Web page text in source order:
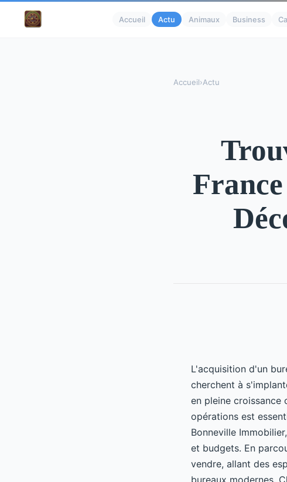
Accueil Actu Animaux Business
Accueil›Actu
L'acquisition d'un
cherchent à
en pleine croissance
opérations est
Bonneville
et budgets. En
vendre, allant des